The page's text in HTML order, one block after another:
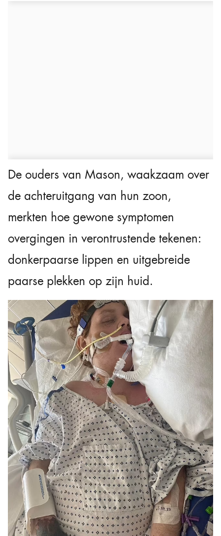
De ouders van Mason, waakzaam over
de achteruitgang van hun zoon,
merkten hoe gewone symptomen
overgingen in verontrustende tekenen:
donkerpaarse lippen en uitgebreide
paarse plekken op zijn huid.